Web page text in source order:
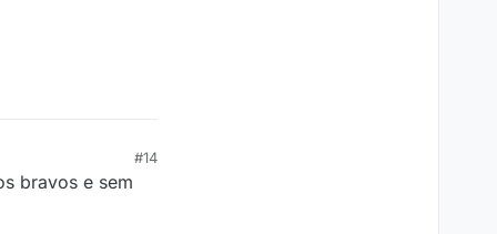
#14
bravos e sem